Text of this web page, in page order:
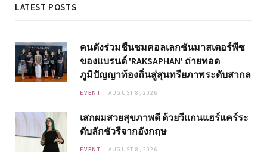
LATEST POSTS
คนดังร่วมชื่นชมคอลเลกชันมาสเตอร์พีซ
ของแบรนด์ 'RAKSAPHAN' ถ่ายทอด
ภูมิปัญญาท้องถิ่นสู่สุนทรียภาพระดับสากล
EVENT AUGUST 8, 2026
เสกผมสวยสุขภาพดี ด้วยวีแกนแฮร์แคร์ระ
ดับลักชัวรีจากอังกฤษ
EVENT AUGUST 8, 2026